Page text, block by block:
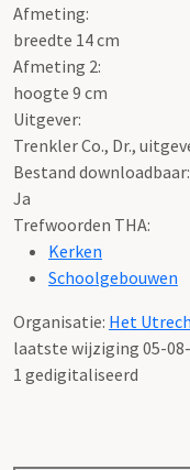
Afmeting:
breedte 14 cm
Afmeting 2:
hoogte 9 cm
Uitgever:
Trenkler Co., Dr.,
Bestand downloadbaar:
Ja
Trefwoorden THA:
Kerken
Schoolgebouwen
Organisatie: Het
laatste wijziging 05-
1 gedigitaliseerd